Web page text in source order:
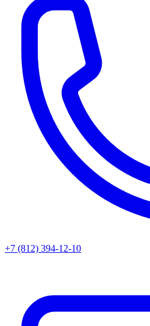
+7 (812) 394-12-10